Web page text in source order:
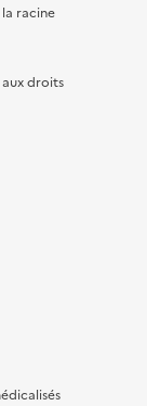
racine
droits